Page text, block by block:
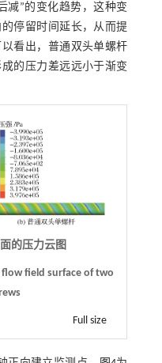
减”的变化趋势，这种变
停留时间延长，从而提
以看出，普通双头单螺杆
的压力差远远小于渐变
的压力云图
flow field surface of two
Full size